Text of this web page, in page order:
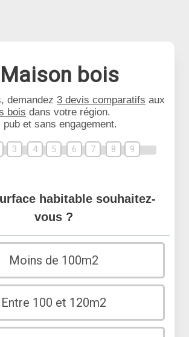
bois
demandez 3 devis comparatifs aux
bois dans votre région.
et sans engagement.
3 4 5 6 7 8 9
habitable souhaitez-
vous ?
Moins de 100m2
Entre 100 et 120m2